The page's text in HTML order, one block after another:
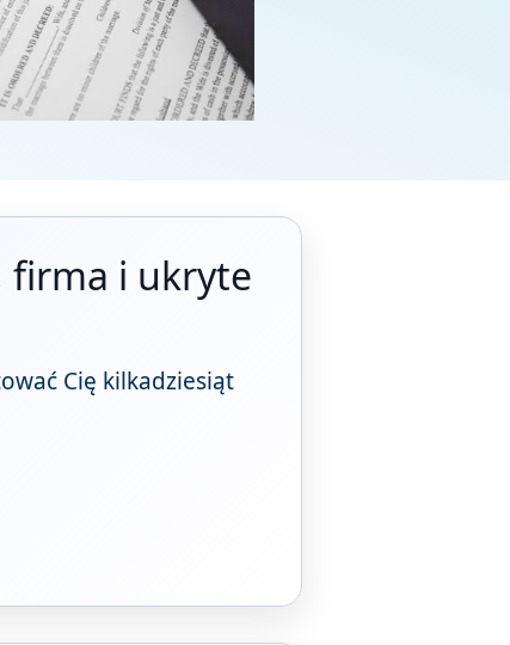
firma i ukryte
Cię kilkadziesiąt